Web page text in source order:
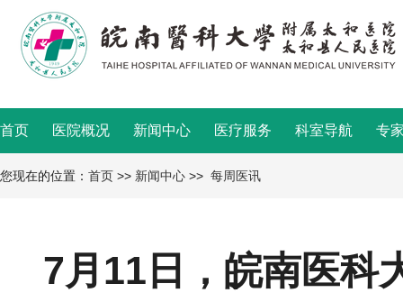
首页 医院概况 新闻中心 医疗服务 科室导航 专
您现在的位置： 首页 >> 新闻中心 >> 每周医讯
7月11日，皖南医科